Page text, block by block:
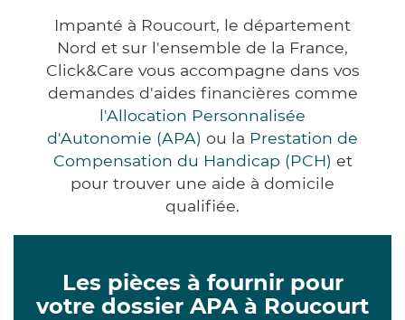
Impanté à Roucourt, le département
Nord et sur l'ensemble de la France,
Click&Care vous accompagne dans vos
demandes d'aides financières comme
l'Allocation Personnalisée
d'Autonomie (APA) ou la Prestation de
Compensation du Handicap (PCH) et
pour trouver une aide à domicile
qualifiée.
Les pièces à fournir pour
votre dossier APA à Roucourt